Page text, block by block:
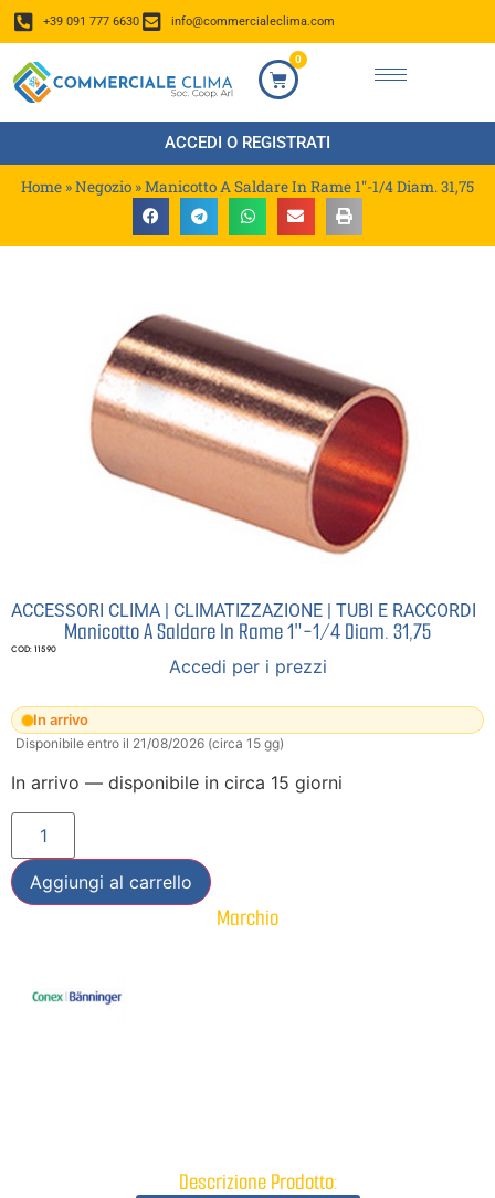
+39 091 777 6630 info@commercialeclima.com
0
ACCEDI O REGISTRATI
Home »Negozio »Manicotto A Saldare In Rame 1″-1/4 Diam. 31,75
ACCESSORI CLIMA | CLIMATIZZAZIONE | TUBI E RACCORDI
Manicotto A Saldare In Rame 1″-1/4 Diam. 31,75
COD: 11590
Accedi per i prezzi
In arrivo
Disponibile entro il 21/08/2026 (circa 15 gg)
In arrivo — disponibile in circa 15 giorni
Aggiungi al carrello
Marchio
Descrizione Prodotto: